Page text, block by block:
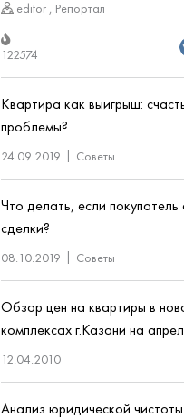
editor , Репортал
122574
Квартира как выигрыш:
проблемы?
24.09.2019 Советы
Что делать, если покупатель
сделки?
08.10.2019 Советы
Обзор цен на квартиры в
комплексах г.Казани на
12.04.2010
Анализ юридической